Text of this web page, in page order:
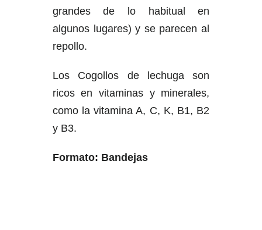
grandes de lo habitual en
algunos lugares) y se parecen al
repollo.
Los Cogollos de lechuga son
ricos en vitaminas y minerales,
como la vitamina A, C, K, B1, B2
y B3.
Formato: Bandejas